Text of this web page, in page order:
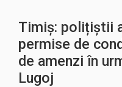
Timiș: polițiștii
permise de
de amenzi în
Lugoj